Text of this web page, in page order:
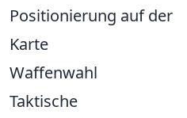
Positionierung auf der
Karte
Waffenwahl
Taktische